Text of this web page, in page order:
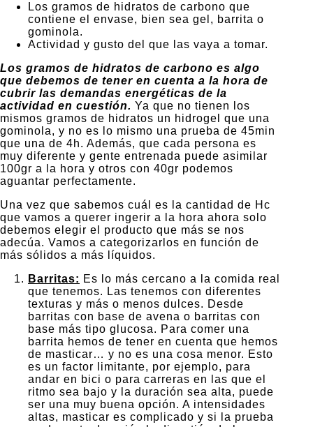
Los gramos de hidratos de carbono que
contiene el envase, bien sea gel, barrita o
gominola.
Actividad y gusto del que las vaya a tomar.
Los gramos de hidratos de carbono es algo
que debemos de tener en cuenta a la hora de
cubrir las demandas energéticas de la
actividad en cuestión. Ya que no tienen los
mismos gramos de hidratos un hidrogel que una
gominola, y no es lo mismo una prueba de 45min
que una de 4h. Además, que cada persona es
muy diferente y gente entrenada puede asimilar
100gr a la hora y otros con 40gr podemos
aguantar perfectamente.
Una vez que sabemos cuál es la cantidad de Hc
que vamos a querer ingerir a la hora ahora solo
debemos elegir el producto que más se nos
adecúa. Vamos a categorizarlos en función de
más sólidos a más líquidos.
Barritas: Es lo más cercano a la comida real
que tenemos. Las tenemos con diferentes
texturas y más o menos dulces. Desde
barritas con base de avena o barritas con
base más tipo glucosa. Para comer una
barrita hemos de tener en cuenta que hemos
de masticar… y no es una cosa menor. Esto
es un factor limitante, por ejemplo, para
andar en bici o para carreras en las que el
ritmo sea bajo y la duración sea alta, puede
ser una muy buena opción. A intensidades
altas, masticar es complicado y si la prueba